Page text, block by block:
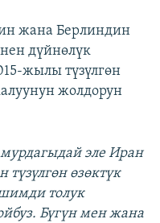
жана Берлиндин
дүйнөлүк
жылы түзүлгөн
жолдорун
эле Иран
түзүлгөн өзөктүк
толук
Бүгүн мен жана